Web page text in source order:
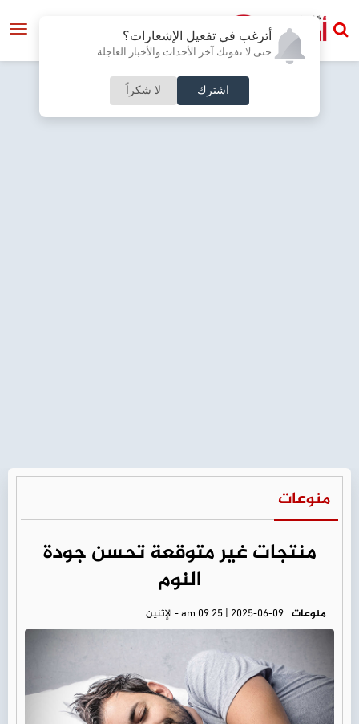
أترغب في تفعيل الإشعارات؟
حتى لا تفوتك آخر الأحداث والأخبار العاجلة
اشترك لا شكراً
منوعات
منتجات غير متوقعة تحسن جودة
النوم
منوعات am 09:25 | 2025-06-09 - الإثنين